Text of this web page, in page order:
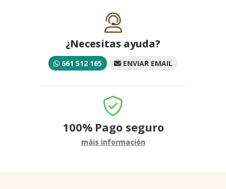
¿Necesitas ayuda?
661 512 165 ENVIAR EMAIL
100% Pago seguro
máis información